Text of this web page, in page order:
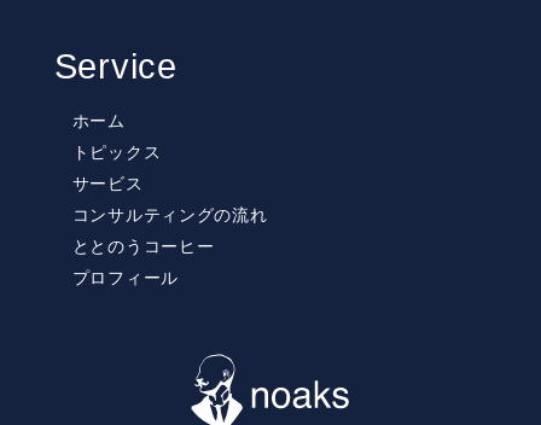
Service
ホーム
トピックス
サービス
コンサルティングの流れ
ととのうコーヒー
プロフィール